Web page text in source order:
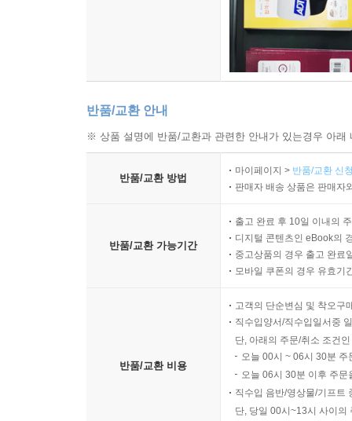
반품/교환 안내
※ 상품 설명에 반품/교환과 관련한 안내가 있는경우 아
반품/교환 방법
마이페이지 > 반품/교환 신
판매자 배송 상품은 판매자
반품/교환 가능기간
출고 완료 후 10일 이내의
디지털 콘텐츠인 eBook의
중고상품의 경우 출고 완료
모바일 쿠폰의 경우 유효기
반품/교환 비용
고객의 단순변심 및 착오구
직수입양서/직수입일서중
단, 아래의 주문/취소 조건
오늘 00시 ~ 06시 30분
오늘 06시 30분 이후 주
직수입 음반/영상물/기프트
단, 당일 00시~13시 사이의